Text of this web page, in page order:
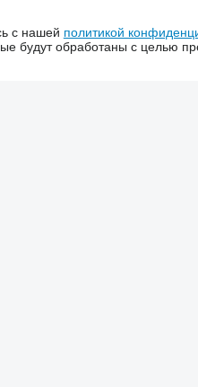
с нашей политикой
будут обработаны с целью